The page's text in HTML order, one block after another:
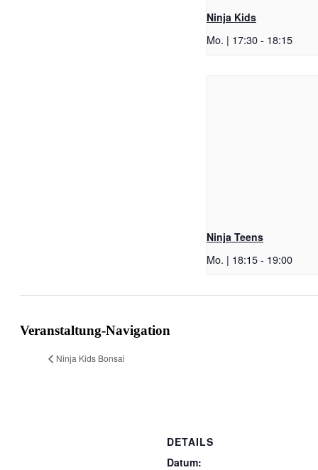
Ninja Kids
Mo. | 17:30- 18:15
Ninja Teens
Mo. | 18:15- 19:00
Veranstaltung-Navigation
Ninja Kids Bonsai
DETAILS
Datum: